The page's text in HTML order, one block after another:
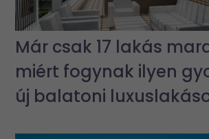
Már csak 17 lakás
miért fogynak ilyen
új balatoni